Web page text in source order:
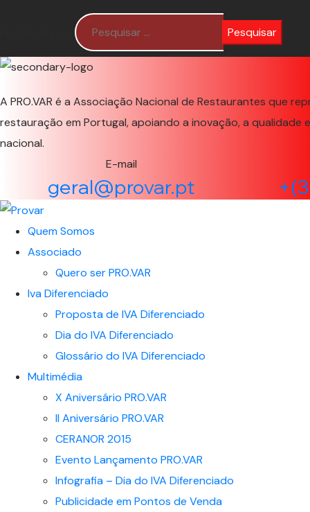
A PRO.VAR é a Associação Nacional de Restaurantes que
restauração em Portugal, apoiando a inovação, a qualidade
nacional.
E-mail
geral@provar.pt
Quem Somos
Associado
Quero ser PRO.VAR
Iva Diferenciado
Proposta de IVA Diferenciado
Dia do IVA Diferenciado
Glossário do IVA Diferenciado
Multimédia
X Aniversário PRO.VAR
II Aniversário PRO.VAR
CERANOR 2015
Evento Lançamento PRO.VAR
Infografia – Dia do IVA Diferenciado
Publicidade em Pontos de Venda